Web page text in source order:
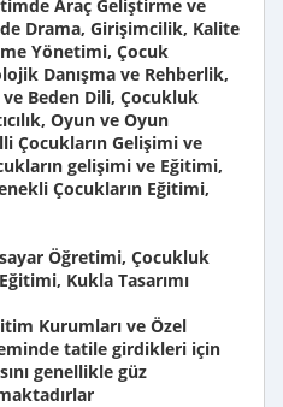
Araç Geliştirme ve
Drama, Girişimcilik, Kalite
Yönetimi, Çocuk
Danışma ve Rehberlik,
Beden Dili, Çocukluk
Oyun ve Oyun
Çocukların Gelişimi ve
gelişimi ve Eğitimi,
Çocukların Eğitimi,
Öğretimi, Çocukluk
Kukla Tasarımı
Kurumları ve Özel
tatile girdikleri için
genellikle güz